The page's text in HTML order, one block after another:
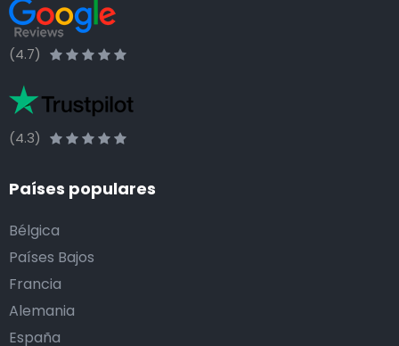
(4.7)
(4.3)
Países populares
Bélgica
Países Bajos
Francia
Alemania
España